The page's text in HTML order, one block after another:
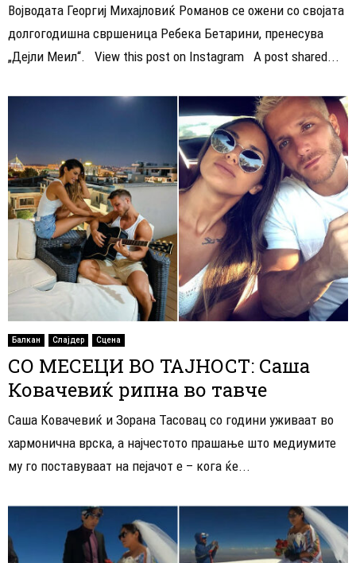
Војводата Георгиј Михајловиќ Романов се ожени со својата
долгогодишна свршеница Ребека Бетарини, пренесува
„Дејли Меил“. View this post on Instagram A post shared...
Балкан Слајдер Сцена
СО МЕСЕЦИ ВО ТАЈНОСТ: Саша
Ковачевиќ рипна во тавче
Саша Ковачевиќ и Зорана Тасовац со години уживаат во
хармонична врска, а најчестото прашање што медиумите
му го поставуваат на пејачoт е – кога ќе...